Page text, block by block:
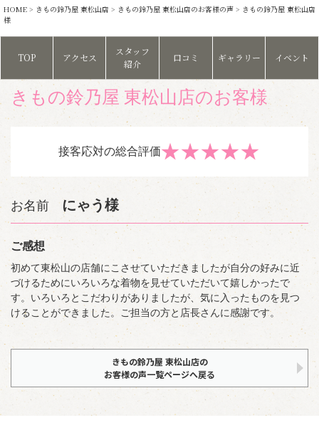
HOME > きもの鈴乃屋 東松山店 > きもの鈴乃屋 東松山店のお客様の声 > きもの鈴乃屋 東松山店
様
TOP アクセス
スタッフ
紹介
口コミ ギャラリー イベント
きもの鈴乃屋 東松山店のお客様
接客応対の総合評価 ★
★
★
★
★
お名前 にゃう様
ご感想
初めて東松山の店舗にこさせていただきましたが自分の好みに近
づけるためにいろいろな着物を見せていただいて嬉しかったで
す。いろいろとこだわりがありましたが、気に入ったものを見つ
けることができました。ご担当の方と店長さんに感謝です。
きもの鈴乃屋 東松山店の
お客様の声一覧ページへ戻る